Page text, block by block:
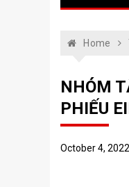
Home
NHÓM
PHIẾU
October 4, 2022